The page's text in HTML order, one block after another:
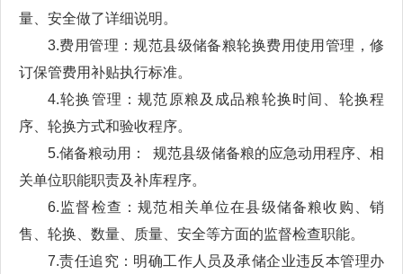
量、安全做了详细说明。
3.费用管理：规范县级储备粮轮换费用使用管理，修
订保管费用补贴执行标准。
4.轮换管理：规范原粮及成品粮轮换时间、轮换程
序、轮换方式和验收程序。
5.储备粮动用： 规范县级储备粮的应急动用程序、相
关单位职能职责及补库程序。
6.监督检查：规范相关单位在县级储备粮收购、销
售、轮换、数量、质量、安全等方面的监督检查职能。
7.责任追究：明确工作人员及承储企业违反本管理办